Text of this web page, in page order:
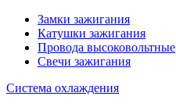
Замки зажигания
Катушки зажигания
Провода высоковольтные
Свечи зажигания
Система охлаждения